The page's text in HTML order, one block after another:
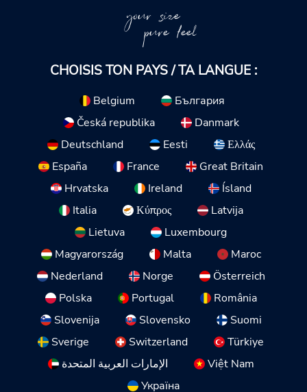
your size
pure feel
CHOISIS TON PAYS / TA LANGUE :
Belgium
България
Česká republika
Danmark
Deutschland
Eesti
Ελλάς
España
France
Great Britain
Hrvatska
Ireland
Ísland
Italia
Κύπρος
Latvija
Lietuva
Luxembourg
Magyarország
Malta
Maroc
Nederland
Norge
Österreich
Polska
Portugal
România
Slovenija
Slovensko
Suomi
Sverige
Switzerland
Türkiye
الإمارات العربية المتحدة
Việt Nam
Україна